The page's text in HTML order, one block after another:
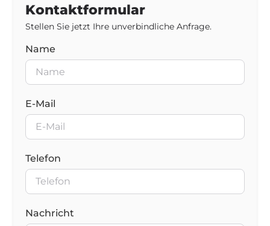
Kontaktformular
Stellen Sie jetzt Ihre unverbindliche Anfrage.
Name
E-Mail
Telefon
Nachricht